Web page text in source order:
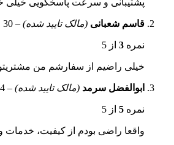
پشتیبانی و سرعت پاسخگویی
قاسم شعبانی (مالک تایید شده) – 30 مرداد, 1403
نمره 3 از 5
خیلی راضیم از سفارشم من
ابوالفضل سرمد (مالک تایید شده) – 4 شهریور, 1403
نمره 5 از 5
واقعا راضی بودم از کیفیت، خدمات